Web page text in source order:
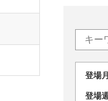
登
登